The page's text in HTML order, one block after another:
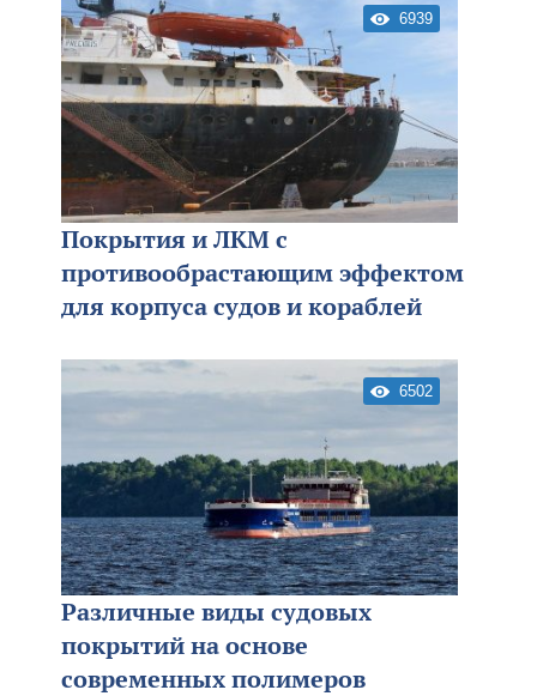
6939
Покрытия и ЛКМ с
противообрастающим эффектом
для корпуса судов и кораблей
6502
Различные виды судовых
покрытий на основе
современных полимеров